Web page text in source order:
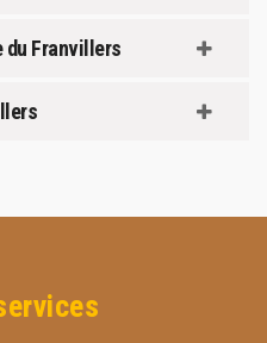
du Franvillers